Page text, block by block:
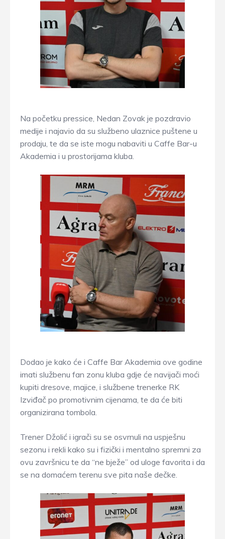
Na početku pressice, Nedan Zovak je pozdravio
medije i najavio da su službeno ulaznice puštene u
prodaju, te da se iste mogu nabaviti u Caffe Bar-u
Akademia i u prostorijama kluba.
Dodao je kako će i Caffe Bar Akademia ove godine
imati službenu fan zonu kluba gdje će navijači moći
kupiti dresove, majice, i službene trenerke RK
Izviđač po promotivnim cijenama, te da će biti
organizirana tombola.
Trener Džolić i igrači su se osvrnuli na uspješnu
sezonu i rekli kako su i fizički i mentalno spremni za
ovu završnicu te da “ne bježe” od uloge favorita i da
se na domaćem terenu sve pita naše dečke.